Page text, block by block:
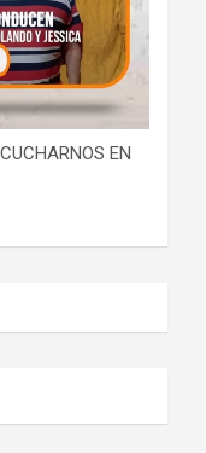
EN